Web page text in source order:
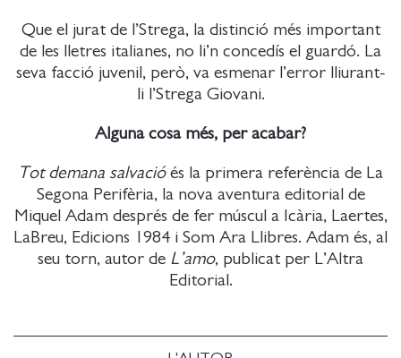
Que el jurat de l’Strega, la distinció més important
de les lletres italianes, no li’n concedís el guardó. La
seva facció juvenil, però, va esmenar l’error lliurant-
li l’Strega Giovani.
Alguna cosa més, per acabar?
Tot demana salvacióés la primera referència de La
Segona Perifèria, la nova aventura editorial de
Miquel Adam després de fer múscul a Icària, Laertes,
LaBreu, Edicions 1984 i Som Ara Llibres. Adam és, al
seu torn, autor de L’amo, publicat per L’Altra
Editorial.